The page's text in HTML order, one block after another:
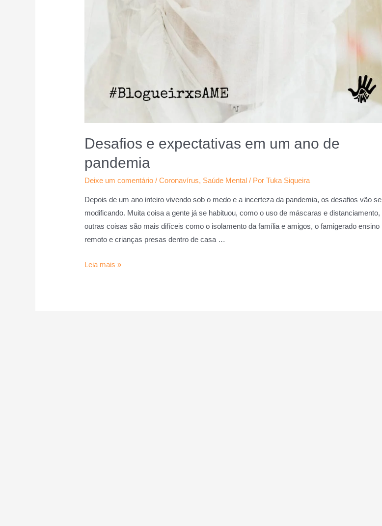
Desafios e expectativas em um ano de
pandemia
Deixe um comentário /Coronavírus, Saúde Mental / PorTuka Siqueira
Depois de um ano inteiro vivendo sob o medo e a incerteza da pandemia, os desafios vão se
modificando. Muita coisa a gente já se habituou, como o uso de máscaras e distanciamento,
outras coisas são mais difíceis como o isolamento da família e amigos, o famigerado ensino
remoto e crianças presas dentro de casa …
Leia mais »